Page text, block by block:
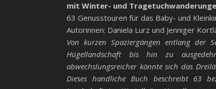
mit Winter- und
63 Genusstouren für das Baby- und
Autorinnen: Daniela Lurz und Jenniger
Von kurzen Spaziergängen entlang der
Hügellandschaft bis hin zu
abwechslungsreicher könnte sich das
Dieses handliche Buch beschreibt 63